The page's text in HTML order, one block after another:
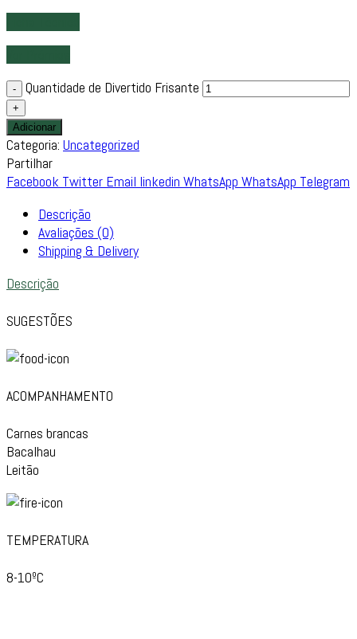
Quantidade de Divertido Frisante
Adicionar
Categoria: Uncategorized
Partilhar
Facebook Twitter Email linkedin WhatsApp WhatsApp Telegram
Descrição
Avaliações (0)
Shipping & Delivery
Descrição
SUGESTÕES
ACOMPANHAMENTO
Carnes brancas
Bacalhau
Leitão
TEMPERATURA
8-10ºC